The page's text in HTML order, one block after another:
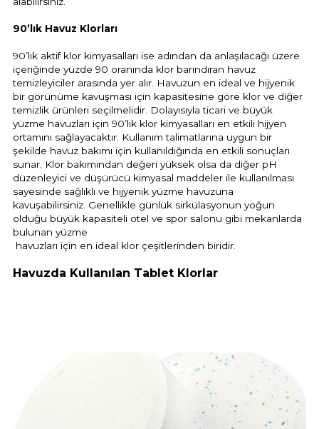
90’lık Havuz Klorları
90’lık aktif klor kimyasalları ise adından da anlaşılacağı üzere
içeriğinde yüzde 90 oranında klor barındıran havuz
temizleyiciler arasında yer alır. Havuzun en ideal ve hijyenik
bir görünüme kavuşması için kapasitesine göre klor ve diğer
temizlik ürünleri seçilmelidir. Dolayısıyla ticari ve büyük
yüzme havuzları için 90’lık klor kimyasalları en etkili hijyen
ortamını sağlayacaktır. Kullanım talimatlarına uygun bir
şekilde havuz bakımı için kullanıldığında en etkili sonuçları
sunar. Klor bakımından değeri yüksek olsa da diğer pH
düzenleyici ve düşürücü kimyasal maddeler ile kullanılması
sayesinde sağlıklı ve hijyenik yüzme havuzuna
kavuşabilirsiniz. Genellikle günlük sirkülasyonun yoğun
olduğu büyük kapasiteli otel ve spor salonu gibi mekanlarda
bulunan yüzme
havuzları için en ideal klor çeşitlerinden biridir.
Havuzda Kullanılan Tablet Klorlar